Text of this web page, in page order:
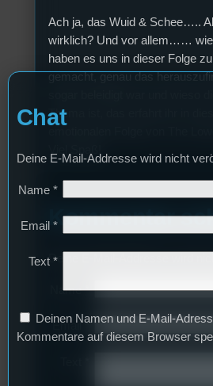
Ach ja, das Wuid & Schee…..
wirklich? Und vor allem…… wie
haben es uns in dieser Folge
gemacht, genau das
Thema ist, das erfahrt ihr in
Kommentar
Deine E-Mail-Addresse wird
Name*
Email*
Chat
Deine E-Mail-Addresse wird nicht
Name *
Email *
Text *
Deinen Namen und E-Mail-
Kommentare auf diesem Browser